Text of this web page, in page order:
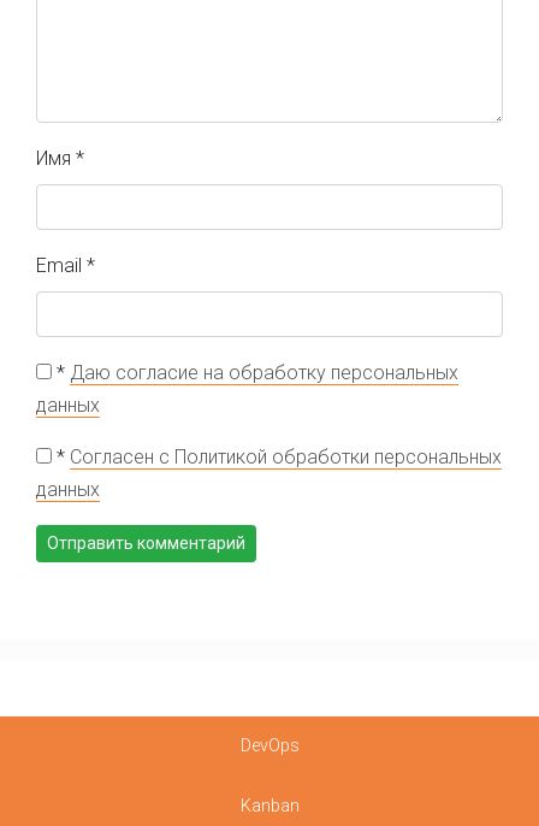
Имя *
Email *
* Даю согласие на обработку персональных
данных
* Согласен с Политикой обработки персональных
данных
DevOps
Kanban